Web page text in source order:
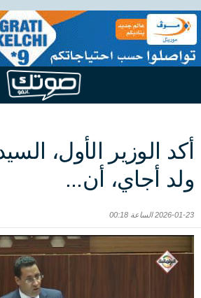
أكد الوزير الأول،
ولد أجاي، أن...
2026-01-23 الساعة 00:18